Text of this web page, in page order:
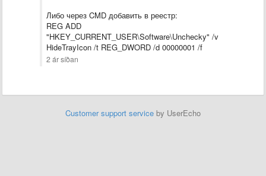
Либо через CMD добавить в реестр:
REG ADD
"HKEY_CURRENT_USER\Software\Unchecky" /v
HideTrayIcon /t REG_DWORD /d 00000001 /f
2 ár síðan
Customer support service by UserEcho